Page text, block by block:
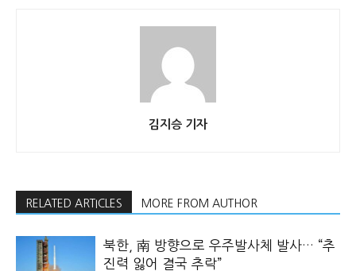
김지승 기자
RELATED ARTICLES MORE FROM AUTHOR
북한, 南 방향으로 우주발사체 발사… “추
진력 잃어 결국 추락”